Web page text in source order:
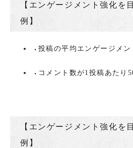
【エンゲージメント強化を
例】
投稿の平均エンゲージメン
コメント数が1投稿あたり
【エンゲージメント強化を
例】